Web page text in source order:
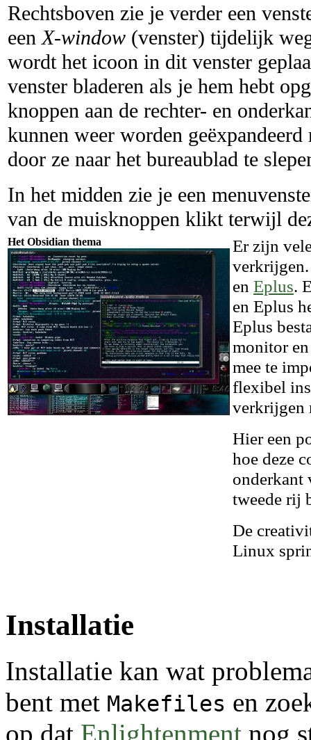
Rechtsboven zie je verder een
een X-window (venster) tijdelijk
wordt het icoon in dit venster
venster bladeren als je hem hebt
knoppen aan de rechter- en
kunnen weer worden
door ze naar het bureaublad te
In het midden zie je een
van de muisknoppen klikt terwijl
Het Obsidian thema
Er zijn
en Eplus.
en Eplus
Eplus
monitor
mee te
flexibel
verkrijgen
Hier een
hoe deze
onderkant
tweede rij
De
Linux
Installatie
Installatie kan wat
bent met Makefiles en
op dat Enlightenment nog